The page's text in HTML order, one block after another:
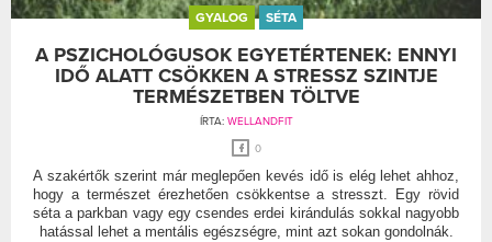
GYALOG SÉTA
A PSZICHOLÓGUSOK EGYETÉRTENEK: ENNYI
IDŐ ALATT CSÖKKEN A STRESSZ SZINTJE
TERMÉSZETBEN TÖLTVE
ÍRTA: WELLANDFIT
0
A szakértők szerint már meglepően kevés idő is elég lehet ahhoz,
hogy a természet érezhetően csökkentse a stresszt. Egy rövid
séta a parkban vagy egy csendes erdei kirándulás sokkal nagyobb
hatással lehet a mentális egészségre, mint azt sokan gondolnák.